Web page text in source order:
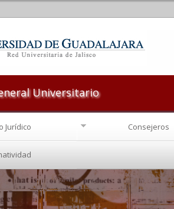
Universitario
Jurídico Consejeros